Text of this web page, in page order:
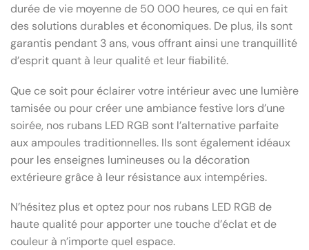
durée de vie moyenne de 50 000 heures, ce qui en fait
des solutions durables et économiques. De plus, ils sont
garantis pendant 3 ans, vous offrant ainsi une tranquillité
d’esprit quant à leur qualité et leur fiabilité.
Que ce soit pour éclairer votre intérieur avec une lumière
tamisée ou pour créer une ambiance festive lors d’une
soirée, nos rubans LED RGB sont l’alternative parfaite
aux ampoules traditionnelles. Ils sont également idéaux
pour les enseignes lumineuses ou la décoration
extérieure grâce à leur résistance aux intempéries.
N’hésitez plus et optez pour nos rubans LED RGB de
haute qualité pour apporter une touche d’éclat et de
couleur à n’importe quel espace.